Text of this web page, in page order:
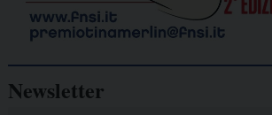
Newsletter